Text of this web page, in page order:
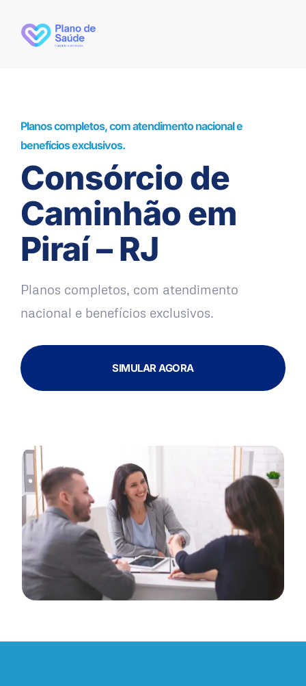
Planos completos, com atendimento nacional e
benefícios exclusivos.
Consórcio de
Caminhão em
Piraí – RJ
Planos completos, com atendimento
nacional e benefícios exclusivos.
SIMULAR AGORA